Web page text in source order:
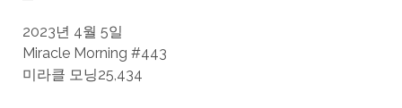
2023년 4월 5일
Miracle Morning #443
미라클 모닝25,434